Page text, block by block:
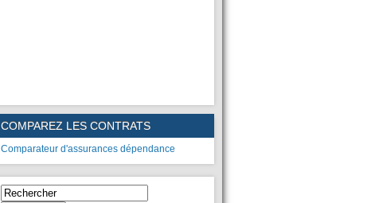
COMPAREZ LES CONTRATS
Comparateur d'assurances dépendance